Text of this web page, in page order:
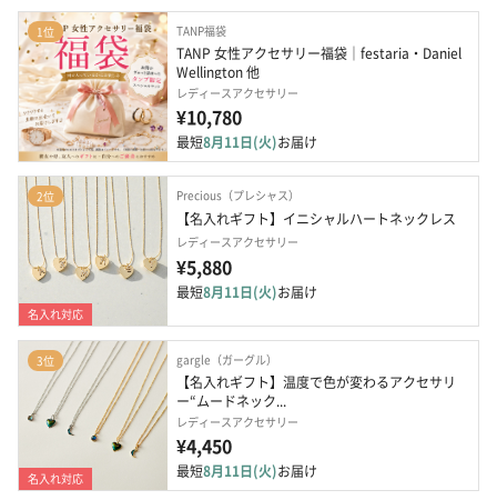
1位 TANP福袋
TANP 女性アクセサリー福袋｜festaria・Daniel
Wellington 他
レディースアクセサリー
¥10,780
最短8月11日(火)お届け
2位
名入れ対応
Precious（プレシャス）
【名入れギフト】イニシャルハートネックレス
レディースアクセサリー
¥5,880
最短8月11日(火)お届け
3位
名入れ対応
gargle（ガーグル）
【名入れギフト】温度で色が変わるアクセサリ
ー“ムードネック...
レディースアクセサリー
¥4,450
最短8月11日(火)お届け